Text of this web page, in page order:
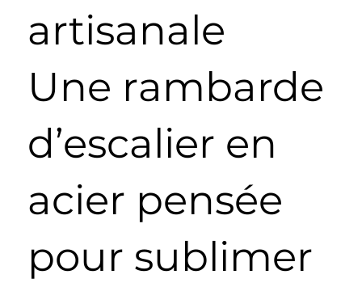
artisanale
Une rambarde
d’escalier en
acier pensée
pour sublimer